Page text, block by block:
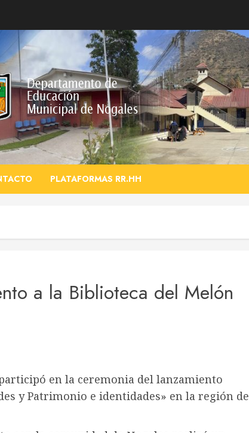
PLATAFORMAS RR.HH
a la Biblioteca del Melón
en la ceremonia del lanzamiento
y Patrimonio e identidades» en la región de